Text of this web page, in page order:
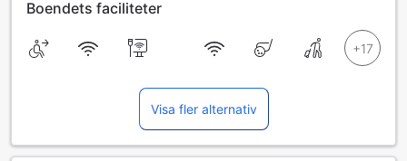
Boendets faciliteter
Visa fler alternativ